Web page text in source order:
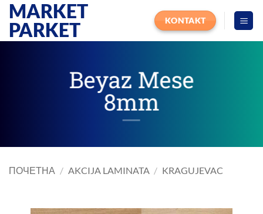
Прескочи
садржај
MARKET
PARKET
KONTAKT
Beyaz Mese
8mm
ПОЧЕТНА / AKCIJA LAMINATA / KRAGUJEVAC